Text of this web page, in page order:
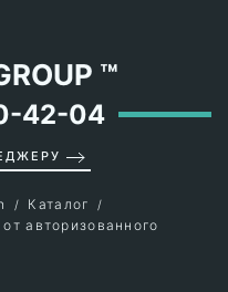
™
42-04
Каталог
авторизованного